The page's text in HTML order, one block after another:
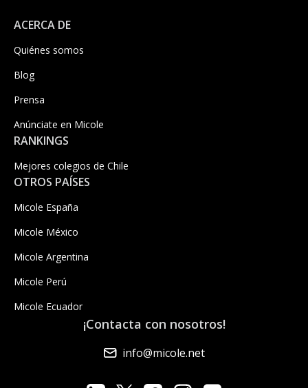
ACERCA DE
Quiénes somos
Blog
Prensa
Anúnciate en Micole
RANKINGS
Mejores colegios de Chile
OTROS PAÍSES
Micole España
Micole México
Micole Argentina
Micole Perú
Micole Ecuador
¡Contacta con nosotros!
info@micole.net